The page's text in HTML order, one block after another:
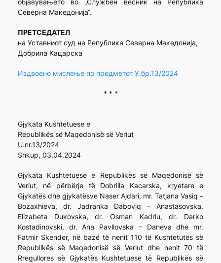
објавувањето во „Службен весник на Република
Северна Македонија“.
ПРЕТСЕДАТЕЛ
на Уставниот суд на Република Северна Македонија,
Добрила Кацарска
Издвоено мислење по предметот У.бр.13/2024
* * *
Gjykata Kushtetuese e
Republikës së Maqedonisë së Veriut
U.nr.13/2024
Shkup, 03.04.2024
Gjykata Kushtetuese e Republikës së Maqedonisë së
Veriut, në përbërje të Dobrilla Kacarska, kryetare e
Gjykatës dhe gjykatësve Naser Ajdari, mr. Tatjana Vasiq –
Bozaxhieva, dr. Jadranka Daboviq – Anastasovska,
Elizabeta Dukovska, dr. Osman Kadriu, dr. Darko
Kostadinovski, dr. Ana Pavllovska – Daneva dhe mr.
Fatmir Skender, në bazë të nenit 110 të Kushtetutës së
Republikës së Maqedonisë së Veriut dhe nenit 70 të
Rregullores së Gjykatës Kushtetuese të Republikës së